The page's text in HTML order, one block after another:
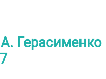
Герасименко